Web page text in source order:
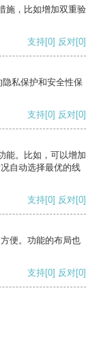
施，比如增加双重验
支持[0] 反对[0]
私保护和安全性保
支持[0] 反对[0]
能。比如，可以增加
自动选择最优的线
支持[0] 反对[0]
便。功能的布局也
支持[0] 反对[0]